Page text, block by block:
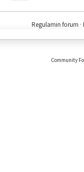
Regulamin forum ·
Community